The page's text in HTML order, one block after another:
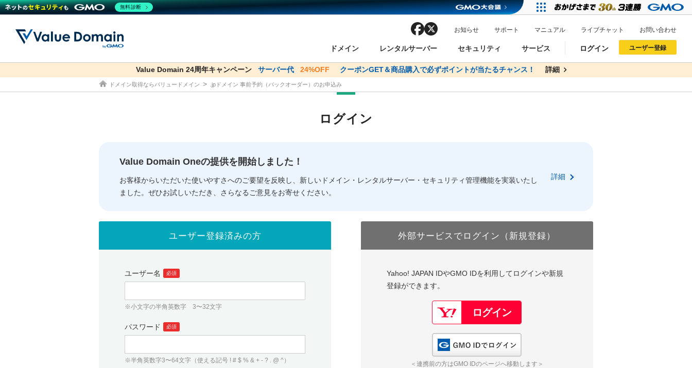
ドメイン
ドメイン ドメイン検索
ドメイン一括検索
人気ドメインの種類 WHOIS検索
レンタルサーバー
レンタルサーバー コアサーバー
セキュリティ
セキュリティ Value Domain ネットde診断
サービス
サービス お得意様割引
バリュードメインAPI
facebook お知らせ サポート マニュアル ライブチャット お問い合わせ
ログイン
従来のバリュードメインをご利用希望の方 おすすめ One レンタルサーバーを含む最新の機能を使う方
以下でもログイン可能
ユーザー登録
従来のバリュードメインをご利用希望の方 おすすめ One レンタルサーバーを含む最新の機能を使う方
以下でも登録可能
Value Domain 24周年キャンペーン サーバー代 24%OFF クーポンGET＆商品購入で必ずポイントが当たるチャンス！ 詳細
co.jpドメイン✕コアサーバーV2ビジネス応援キャンペーン サーバー料金1年間無料 詳細
ドメイン取得ならバリュードメイン .jpドメイン 事前予約（バックオーダー）のお申込み
ログイン
Value Domain Oneの提供を開始しました！
お客様からいただいた使いやすさへのご要望を反映し、新しいドメイン・レンタルサーバー・セキュリティ管理機能を実装いたし
ました。ぜひお試しいただき、さらなるご意見をお寄せください。
詳細
ユーザー登録済みの方
ユーザー名 必須
※小文字の半角英数字 3〜32文字
パスワード 必須
※半角英数字3〜64文字（使える記号 ! # $ % & + - ? . @ ^）
外部サービスでログイン（新規登録）
Yahoo! JAPAN IDやGMO IDを利用してログインや新規
登録ができます。
＜連携前の方はGMO IDのページへ移動します＞
無料診断